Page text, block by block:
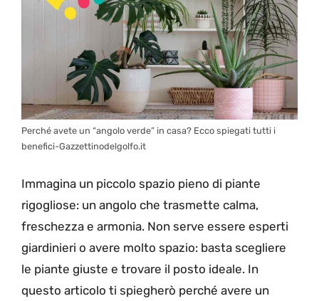
Perché avete un “angolo verde” in casa? Ecco spiegati tutti i
benefici-Gazzettinodelgolfo.it
Immagina un piccolo spazio pieno di piante
rigogliose: un angolo che trasmette calma,
freschezza e armonia. Non serve essere esperti
giardinieri o avere molto spazio: basta scegliere
le piante giuste e trovare il posto ideale. In
questo articolo ti spiegherò perché avere un